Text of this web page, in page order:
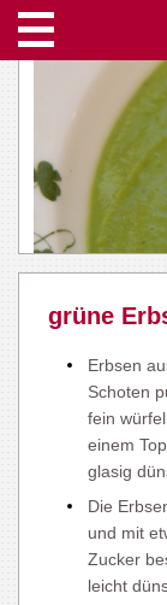
grüne
Erbsen
Schoten
fein
einem
glasig
Die
und mit
Zucker
leicht